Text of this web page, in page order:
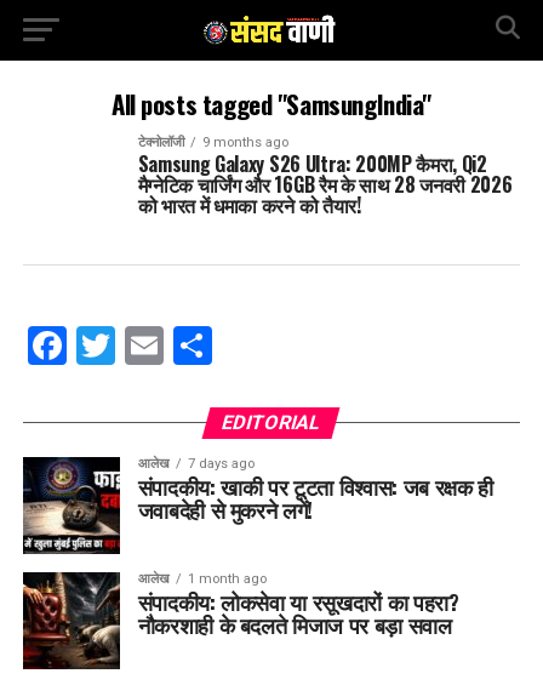
All posts tagged "SamsungIndia"
टेक्नोलॉजी 9 months ago
Samsung Galaxy S26 Ultra: 200MP कैमरा, Qi2
मैग्नेटिक चार्जिंग और 16GB रैम के साथ 28 जनवरी 2026
को भारत में धमाका करने को तैयार!
Facebook
Twitter
EmailShare
EDITORIAL
आलेख 7 days ago
संपादकीय: खाकी पर टूटता विश्वास: जब रक्षक ही
जवाबदेही से मुकरने लगें!
आलेख 1 month ago
संपादकीय: लोकसेवा या रसूखदारों का पहरा?
नौकरशाही के बदलते मिजाज पर बड़ा सवाल